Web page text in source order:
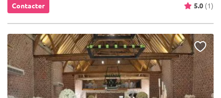
Contacter 5.0 (1)